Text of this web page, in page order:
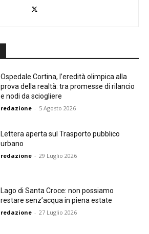
Ospedale Cortina, l’eredità olimpica alla
prova della realtà: tra promesse di rilancio
e nodi da sciogliere
redazione - 5 Agosto 2026
Lettera aperta sul Trasporto pubblico
urbano
redazione - 29 Luglio 2026
Lago di Santa Croce: non possiamo
restare senz’acqua in piena estate
redazione - 27 Luglio 2026